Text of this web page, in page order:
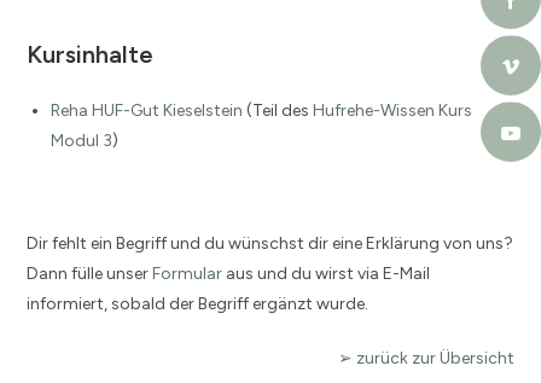
Kursinhalte
Reha HUF-Gut Kieselstein (Teil desHufrehe-Wissen Kurs
Modul 3)
Dir fehlt ein Begriff und du wünschst dir eine Erklärung von uns?
Dann fülle unserFormular aus und du wirst via E-Mail
informiert, sobald der Begriff ergänzt wurde.
➢ zurück zur Übersicht